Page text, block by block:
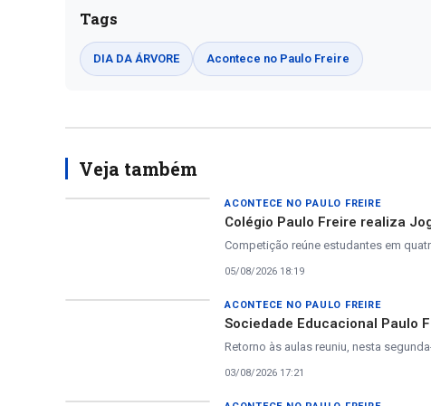
Tags
DIA DA ÁRVORE Acontece no Paulo Freire
Veja também
ACONTECE NO PAULO FREIRE
Colégio Paulo Freire realiza
Competição reúne estudantes em
05/08/2026 18:19
ACONTECE NO PAULO FREIRE
Sociedade Educacional Paulo
Retorno às aulas reuniu, nesta
03/08/2026 17:21